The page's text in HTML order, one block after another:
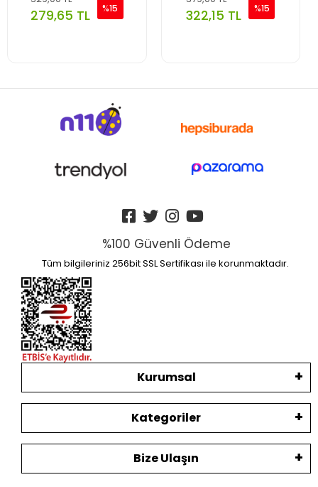
279,65 TL %15 322,15 TL %15
%100 Güvenli Ödeme
Tüm bilgileriniz 256bit SSL Sertifikası ile korunmaktadır.
Kurumsal
Kategoriler
Bize Ulaşın